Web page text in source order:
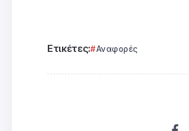
Ετικέτες: Αναφορές